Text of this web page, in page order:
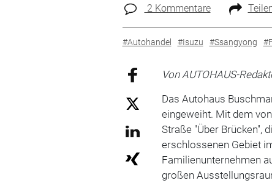
2 Kommentare
#Autohandel #Isuzu #Ssangyong
Von AUTOHAUS-
Das Autohaus
eingeweiht. Mit dem
Straße "Über Brücken",
erschlossenen Gebiet
Familienunternehmen
großen